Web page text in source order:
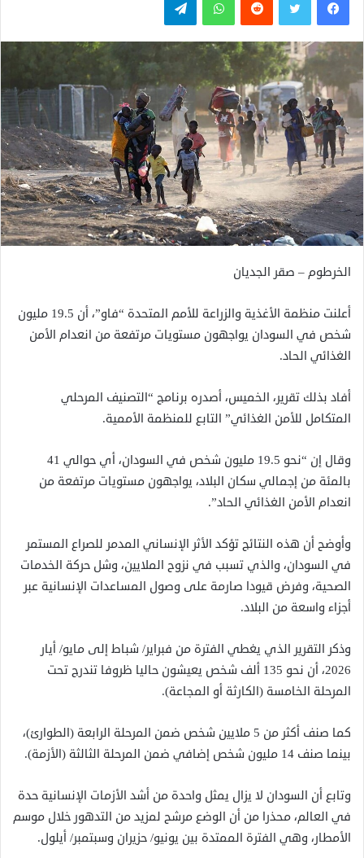
الخرطوم – صقر الجديان
أعلنت منظمة الأغذية والزراعة للأمم المتحدة “فاو”، أن 19.5 مليون
شخص في السودان يواجهون مستويات مرتفعة من انعدام الأمن
الغذائي الحاد.
أفاد بذلك تقرير، الخميس، أصدره برنامج “التصنيف المرحلي
المتكامل للأمن الغذائي” التابع للمنظمة الأممية.
وقال إن “نحو 19.5 مليون شخص في السودان، أي حوالي 41
بالمئة من إجمالي سكان البلاد، يواجهون مستويات مرتفعة من
انعدام الأمن الغذائي الحاد”.
وأوضح أن هذه النتائج تؤكد الأثر الإنساني المدمر للصراع المستمر
في السودان، والذي تسبب في نزوح الملايين، وشل حركة الخدمات
الصحية، وفرض قيودا صارمة على وصول المساعدات الإنسانية عبر
أجزاء واسعة من البلاد.
وذكر التقرير الذي يغطي الفترة من فبراير/ شباط إلى مايو/ أيار
2026، أن نحو 135 ألف شخص يعيشون حاليا ظروفا تندرج تحت
المرحلة الخامسة (الكارثة أو المجاعة).
كما صنف أكثر من 5 ملايين شخص ضمن المرحلة الرابعة (الطوارئ)،
بينما صنف 14 مليون شخص إضافي ضمن المرحلة الثالثة (الأزمة).
وتابع أن السودان لا يزال يمثل واحدة من أشد الأزمات الإنسانية حدة
في العالم، محذرا من أن الوضع مرشح لمزيد من التدهور خلال موسم
الأمطار، وهي الفترة الممتدة بين يونيو/ حزيران وسبتمبر/ أيلول.